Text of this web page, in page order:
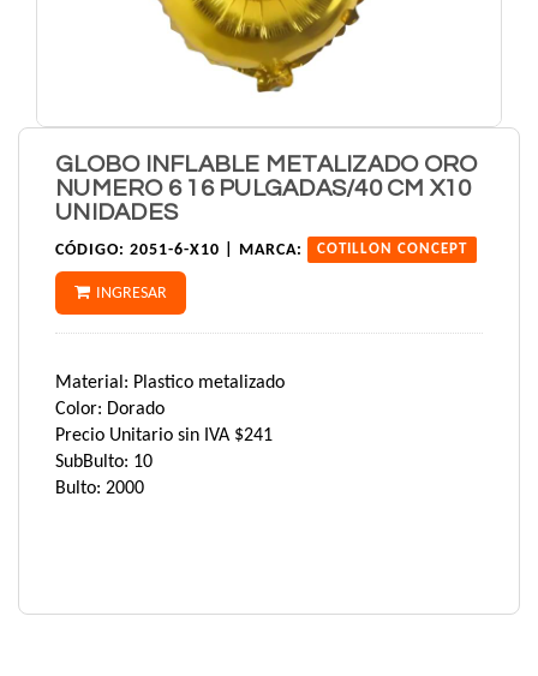
GLOBO INFLABLE METALIZADO ORO
NUMERO 6 16 PULGADAS/40 CM X10
UNIDADES
CÓDIGO: 2051-6-X10 | MARCA: COTILLON CONCEPT
INGRESAR
Material: Plastico metalizado
Color: Dorado
Precio Unitario sin IVA $241
SubBulto: 10
Bulto: 2000